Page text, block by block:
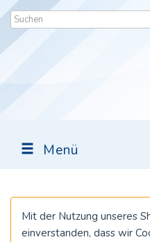
Menü
Mit der Nutzung unseres
einverstanden, dass wir